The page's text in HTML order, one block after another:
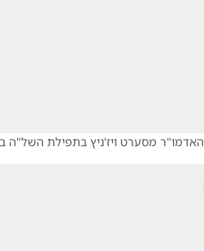
האדמו"ר מסערט ויז'ניץ בתפילת השל"ה